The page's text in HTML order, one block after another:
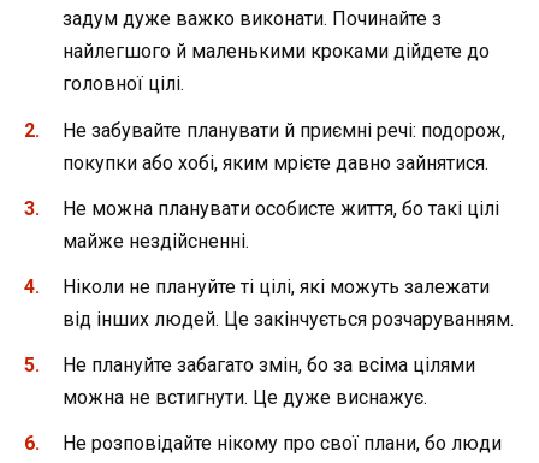
задум дуже важко виконати. Починайте з
найлегшого й маленькими кроками дійдете до
головної цілі.
Не забувайте планувати й приємні речі: подорож,
покупки або хобі, яким мрієте давно зайнятися.
Не можна планувати особисте життя, бо такі цілі
майже нездійсненні.
Ніколи не плануйте ті цілі, які можуть залежати
від інших людей. Це закінчується розчаруванням.
Не плануйте забагато змін, бо за всіма цілями
можна не встигнути. Це дуже виснажує.
Не розповідайте нікому про свої плани, бо люди